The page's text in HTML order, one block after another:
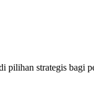
strategis bagi